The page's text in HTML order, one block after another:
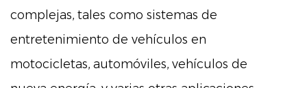
complejas, tales como sistemas de
entretenimiento de vehículos en
motocicletas, automóviles, vehículos de